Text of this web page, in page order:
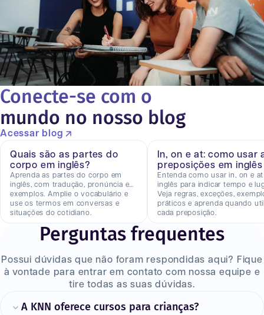
Conecte-se com o
mundo no nosso blog
Acessar blog
Quais são as partes do
corpo em inglês?
Aprenda as partes do corpo em
inglês, com tradução, pronúncia e
exemplos. Amplie o vocabulário e
use os termos em conversas e
situações do cotidiano.
In, on e at: como usar
preposições em inglês
Entenda como usar in, on e
inglês para indicar tempo e
Veja regras, exceções,
práticos e aprenda quando
cada preposição.
Perguntas frequentes
Possui dúvidas que não foram respondidas aqui? Fique
à vontade para entrar em contato com nossa equipe e
tire todas as suas dúvidas.
A KNN oferece cursos para crianças?